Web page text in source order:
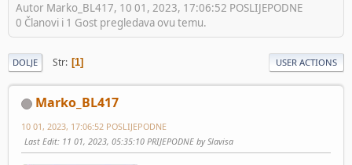
Autor Marko_BL417, 10 01, 2023, 17:06:52 POSLIJEPODNE
0 Članovi i 1 Gost pregledava ovu temu.
DOLJE Str 1 USER ACTIONS
Marko_BL417
10 01, 2023, 17:06:52 POSLIJEPODNE
Last Edit: 11 01, 2023, 05:35:10 PRIJEPODNE by Slavisa